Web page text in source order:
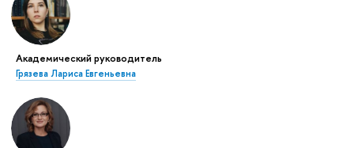
Академический руководитель
Грязева Лариса Евгеньевна